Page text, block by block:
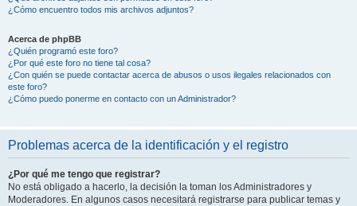
¿Cómo encuentro todos mis archivos adjuntos?
Acerca de phpBB
¿Quién programó este foro?
¿Por qué este foro no tiene tal cosa?
¿Con quién se puede contactar acerca de abusos o usos ilegales relacionados con
este foro?
¿Cómo puedo ponerme en contacto con un Administrador?
Problemas acerca de la identificación y el registro
¿Por qué me tengo que registrar?
No está obligado a hacerlo, la decisión la toman los Administradores y
Moderadores. En algunos casos necesitará registrarse para publicar temas y